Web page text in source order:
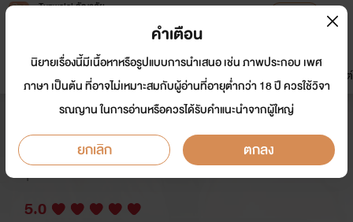
Tunwalai ธัญวลัย
หน้าแรก นิยาย อีบุ๊ก การ์ตูน
มาใหม่
ดรีมแชท ธัญลิสต์
อดีตตัวร้ายขอลองเป็นเด็กเสี่ย
นักเขียน: no1more
Y
5.0
คำเตือน
นิยายเรื่องนี้มีเนื้อหาหรือรูปแบบการนำเสนอ เช่น ภาพประกอบ เพศ
ภาษา เป็นต้น ที่อาจไม่เหมาะสมกับผู้อ่านที่อายุต่ำกว่า 18 ปี ควรใช้วิจา
รณญาน ในการอ่านหรือควรได้รับคำแนะนำจากผู้ใหญ่
ยกเลิก ตกลง